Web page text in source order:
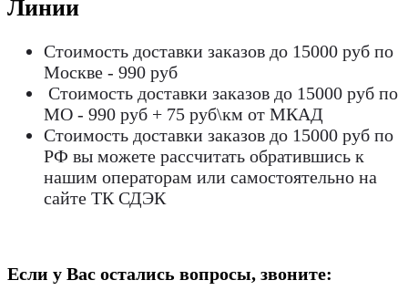
Линии
Стоимость доставки заказов до 15000 руб по
Москве - 990 руб
Стоимость доставки заказов до 15000 руб по
МО - 990 руб + 75 руб\км от МКАД
Стоимость доставки заказов до 15000 руб по
РФ вы можете рассчитать обратившись к
нашим операторам или самостоятельно на
сайте ТК СДЭК
Если у Вас остались вопросы, звоните: